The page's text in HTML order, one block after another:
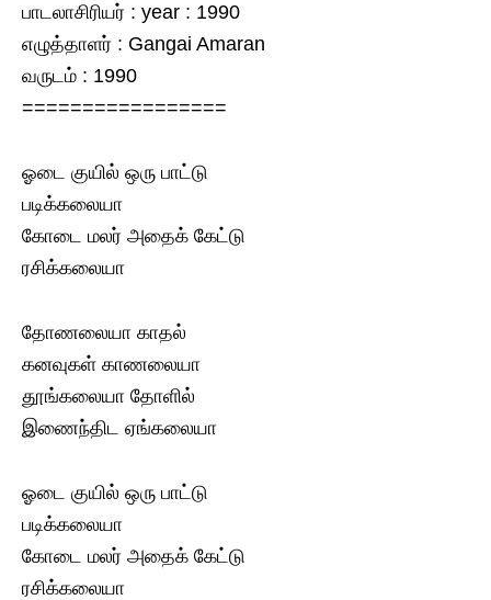
பாடலாசிரியர் : year : 1990
எழுத்தாளர் : Gangai Amaran
வருடம் : 1990
=================
ஓடை குயில் ஒரு பாட்டு
படிக்கலையா
கோடை மலர் அதைக் கேட்டு
ரசிக்கலையா
தோணலையா காதல்
கனவுகள் காணலையா
தூங்கலையா தோளில்
இணைந்திட ஏங்கலையா
ஓடை குயில் ஒரு பாட்டு
படிக்கலையா
கோடை மலர் அதைக் கேட்டு
ரசிக்கலையா